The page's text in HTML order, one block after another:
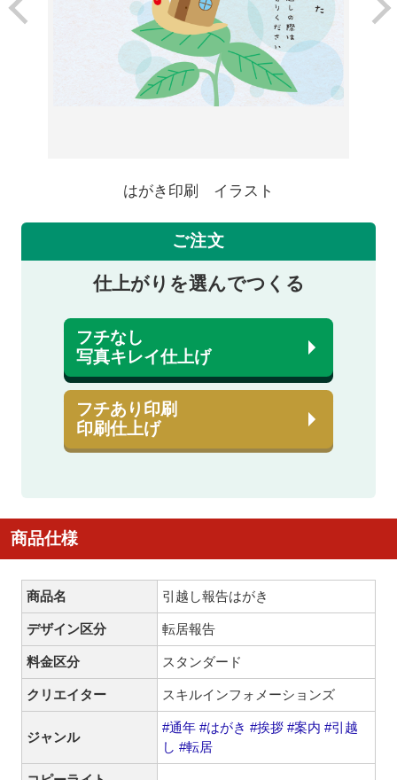
はがき印刷 イラスト
ご注文
仕上がりを選んでつくる
フチなし
写真キレイ仕上げ
フチあり印刷
印刷仕上げ
商品仕様
商品名 引越し報告はがき
デザイン区分 転居報告
料金区分 スタンダード
クリエイター スキルインフォメーションズ
ジャンル
#通年 #はがき #挨拶 #案内 #引越
し #転居